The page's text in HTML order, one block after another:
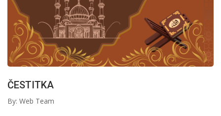
ČESTITKA
By: Web Team